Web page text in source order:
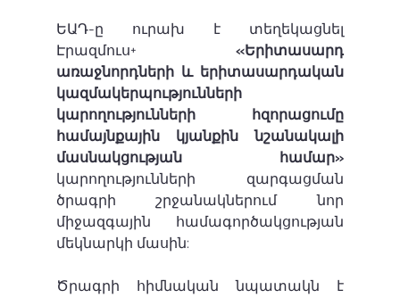
ԵԱԴ-ը ուրախ է տեղեկացնել
Էրազմուս+ «Երիտասարդ
առաջնորդների և երիտասարդական
կազմակերպությունների
կարողությունների հզորացումը
համայնքային կյանքին նշանակալի
մասնակցության համար»
կարողությունների զարգացման
ծրագրի շրջանակներում նոր
միջազգային համագործակցության
մեկնարկի մասին: